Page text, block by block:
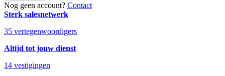
Nog geen account? Contact
Sterk salesnetwerk
35 vertegenwoordigers
Altijd tot jouw dienst
14 vestigingen